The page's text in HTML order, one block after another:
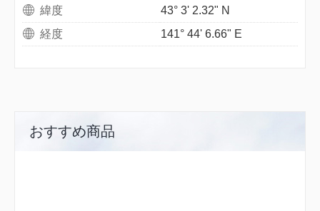
緯度
43° 3' 2.32" N
経度
141° 44' 6.66" E
おすすめ商品